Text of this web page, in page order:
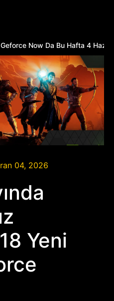
Now Da Bu Hafta 4
04, 2026
Yeni